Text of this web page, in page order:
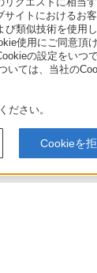
クエストに相
イトにおけるお
類似技術を使
使用にご同意
の設定をい
ては、当社の
ださい。
Cookieを